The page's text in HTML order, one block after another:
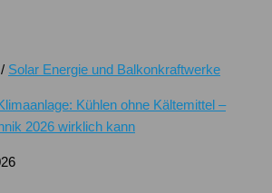
/ Solar Energie und Balkonkraftwerke
Kühlen ohne Kältemittel –
2026 wirklich kann